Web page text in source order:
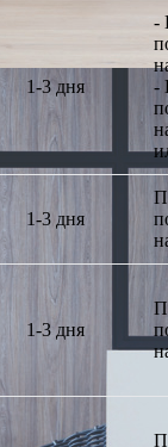
1-3 дня
-
-
1-3 дня
1-3 дня